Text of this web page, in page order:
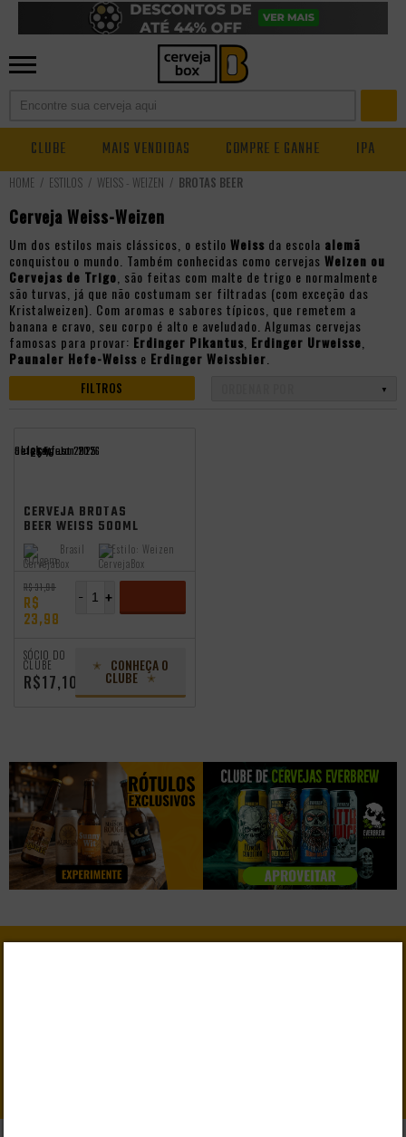
CLUBE MAIS VENDIDAS COMPRE E GANHE IPA
ESTILOS WEISS - WEIZEN BROTAS BEER
Cerveja Weiss-Weizen
Um dos estilos mais clássicos, o estilo Weiss da escola alemã
conquistou o mundo. Também conhecidas como cervejas Weizen ou
Cervejas de Trigo , são feitas com malte de trigo e normalmente
são turvas, já que não costumam ser filtradas (com exceção das
Kristalweizen). Com aromas e sabores típicos, que remetem a
banana e cravo, seu corpo é alto e aveludado. Algumas cervejas
famosas para provar: Erdinger Pikantus Erdinger Urweisse
Paunaler Hefe-Weiss e Erdinger Weissbier
FILTROS
oktoberfest 2025
Seleção Jan 2026
- 25%
CERVEJA BROTAS
BEER WEISS 500ML
Origem:
Brasil Estilo: Weizen
R$ 31,98
R$
23,98
+
-
SÓCIO DO
CLUBE
R$17,10
CONHEÇA O
CLUBE
GANHE10% DE DESCONTO